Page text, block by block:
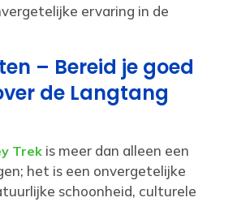
ervaring in de
– Bereid je goed
de Langtang
Trek is meer dan alleen een
het is een onvergetelijke
schoonheid, culturele